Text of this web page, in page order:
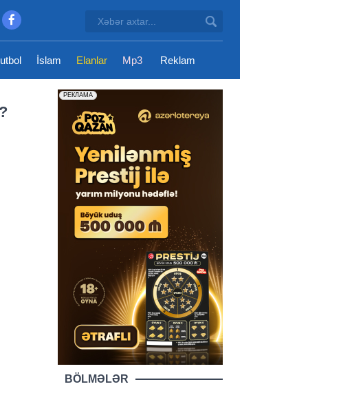
İslam Elanlar Mp3 Reklam
BÖLMƏLƏR